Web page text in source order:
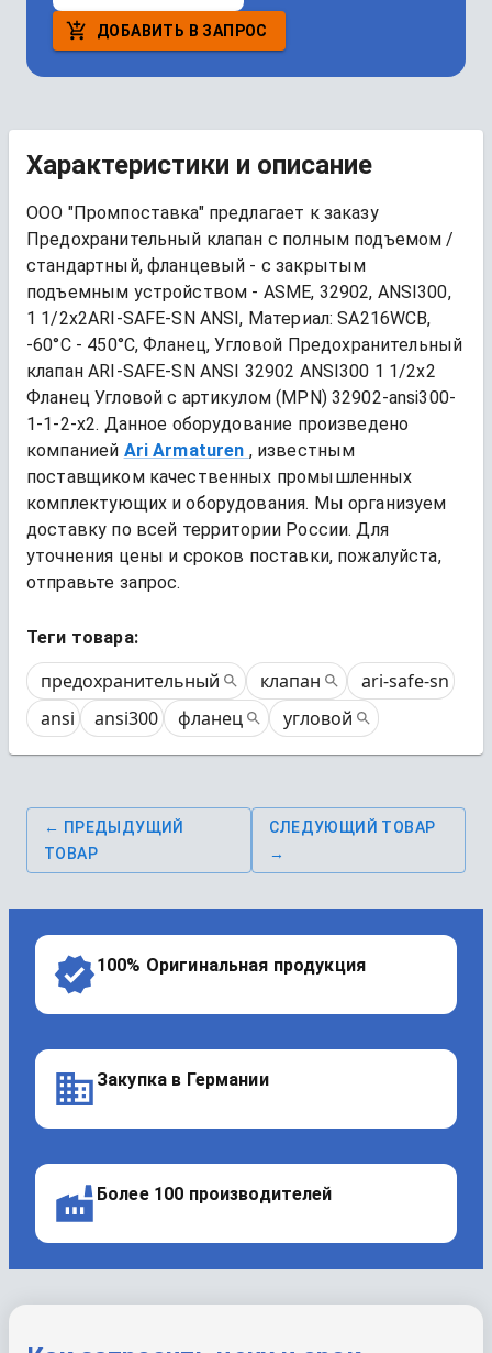
ДОБАВИТЬ В ЗАПРОС
Характеристики и описание
ООО "Промпоставка" предлагает к заказу
Предохранительный клапан с полным подъемом /
стандартный, фланцевый - с закрытым
подъемным устройством - ASME, 32902, ANSI300,
1 1/2x2ARI-SAFE-SN ANSI, Материал: SA216WCB,
-60°C - 450°C, Фланец, Угловой Предохранительный
клапан ARI-SAFE-SN ANSI 32902 ANSI300 1 1/2x2
Фланец Угловой с артикулом (MPN) 32902-ansi300-
1-1-2-x2. Данное оборудование произведено
компанией Ari Armaturen , известным
поставщиком качественных промышленных
комплектующих и оборудования. Мы организуем
доставку по всей территории России. Для
уточнения цены и сроков поставки, пожалуйста,
отправьте запрос.
Теги товара:
предохранительный клапан
ari-safe-sn
ansi
ansi300 фланец угловой
← ПРЕДЫДУЩИЙ
ТОВАР
СЛЕДУЮЩИЙ ТОВАР
→
100% Оригинальная продукция
Закупка в Германии
Более 100 производителей